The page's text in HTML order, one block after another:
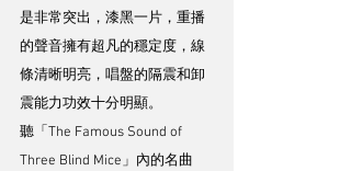
是非常突出，漆黑一片，重播
的聲音擁有超凡的穩定度，線
條清晰明亮，唱盤的隔震和卸
震能力功效十分明顯。
聽「The Famous Sound of
Three Blind Mice」內的名曲